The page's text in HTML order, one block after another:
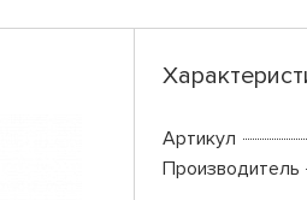
Артикул
Производитель